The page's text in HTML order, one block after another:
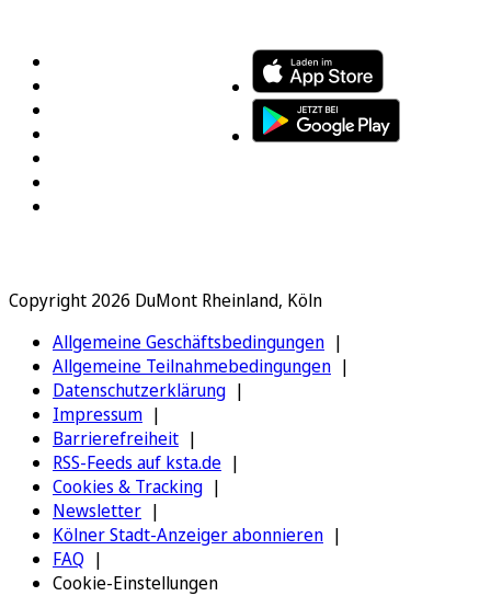
Copyright 2026 DuMont Rheinland, Köln
Allgemeine Geschäftsbedingungen
Allgemeine Teilnahmebedingungen
Datenschutzerklärung
Impressum
Barrierefreiheit
RSS-Feeds auf ksta.de
Cookies & Tracking
Newsletter
Kölner Stadt-Anzeiger abonnieren
FAQ
Cookie-Einstellungen